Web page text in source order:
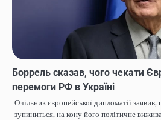
Боррель сказав, чого чекати
перемоги РФ в Україні
Очільник європейської дипломатії
зупиниться, на кону його політичне